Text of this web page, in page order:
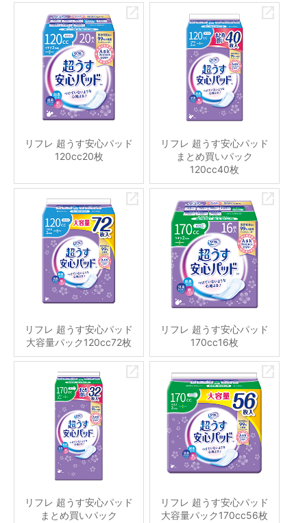
リフレ 超うす安心パッド
120cc20枚
リフレ 超うす安心パッド
まとめ買いパック
120cc40枚
リフレ 超うす安心パッド
大容量パック120cc72枚
リフレ 超うす安心パッド
170cc16枚
リフレ 超うす安心パッド
まとめ買いパック
リフレ 超うす安心パッド
大容量パック170cc56枚